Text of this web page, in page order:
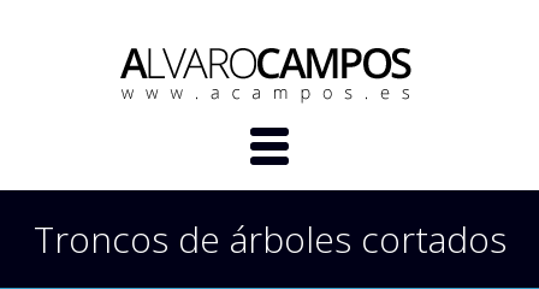
Troncos de árboles cortados